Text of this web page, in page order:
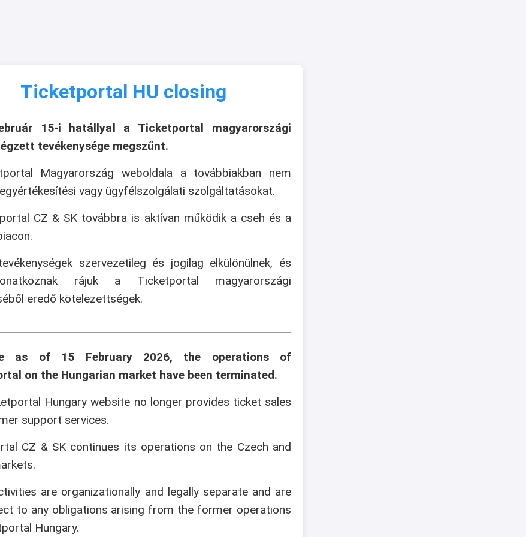
Ticketportal HU closing
15-i hatállyal a Ticketportal magyarországi
tevékenysége megszűnt.
Magyarország weboldala a továbbiakban nem
vagy ügyfélszolgálati szolgáltatásokat.
CZ & SK továbbra is aktívan működik a cseh és a
szervezetileg és jogilag elkülönülnek, és
rájuk a Ticketportal magyarországi
eredő kötelezettségek.
as of 15 February 2026, the operations of
on the Hungarian market have been terminated.
Hungary website no longer provides ticket sales
support services.
CZ & SK continues its operations on the Czech and
are organizationally and legally separate and are
to any obligations arising from the former operations
Hungary.